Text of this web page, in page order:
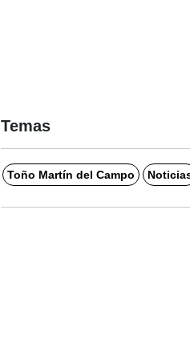
Temas
Toño Martín del Campo